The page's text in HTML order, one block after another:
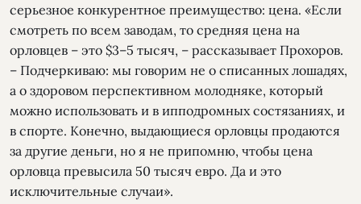
серьезное конкурентное преимущество: цена. «Если
смотреть по всем заводам, то средняя цена на
орловцев – это $3–5 тысяч, – рассказывает Прохоров.
– Подчеркиваю: мы говорим не о списанных лошадях,
а о здоровом перспективном молодняке, который
можно использовать и в ипподромных состязаниях, и
в спорте. Конечно, выдающиеся орловцы продаются
за другие деньги, но я не припомню, чтобы цена
орловца превысила 50 тысяч евро. Да и это
исключительные случаи».